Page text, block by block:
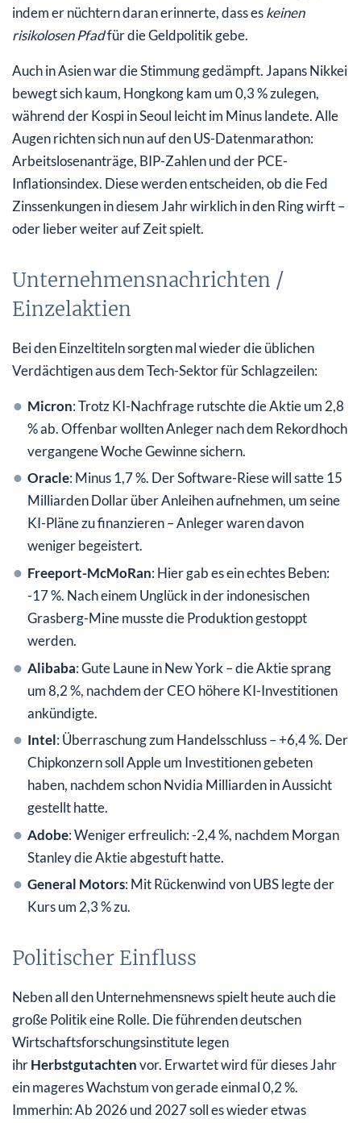
indem er nüchtern daran erinnerte, dass eskeinen
risikolosen Pfadfür die Geldpolitik gebe.
Auch in Asien war die Stimmung gedämpft. Japans Nikkei
bewegt sich kaum, Hongkong kam um 0,3 % zulegen,
während der Kospi in Seoul leicht im Minus landete. Alle
Augen richten sich nun auf den US-Datenmarathon:
Arbeitslosenanträge, BIP-Zahlen und der PCE-
Inflationsindex. Diese werden entscheiden, ob die Fed
Zinssenkungen in diesem Jahr wirklich in den Ring wirft –
oder lieber weiter auf Zeit spielt.
Unternehmensnachrichten /
Einzelaktien
Bei den Einzeltiteln sorgten mal wieder die üblichen
Verdächtigen aus dem Tech-Sektor für Schlagzeilen:
Micron: Trotz KI-Nachfrage rutschte die Aktie um 2,8
% ab. Offenbar wollten Anleger nach dem Rekordhoch
vergangene Woche Gewinne sichern.
Oracle: Minus 1,7 %. Der Software-Riese will satte 15
Milliarden Dollar über Anleihen aufnehmen, um seine
KI-Pläne zu finanzieren – Anleger waren davon
weniger begeistert.
Freeport-McMoRan: Hier gab es ein echtes Beben:
-17 %. Nach einem Unglück in der indonesischen
Grasberg-Mine musste die Produktion gestoppt
werden.
Alibaba: Gute Laune in New York – die Aktie sprang
um 8,2 %, nachdem der CEO höhere KI-Investitionen
ankündigte.
Intel: Überraschung zum Handelsschluss – +6,4 %. Der
Chipkonzern soll Apple um Investitionen gebeten
haben, nachdem schon Nvidia Milliarden in Aussicht
gestellt hatte.
Adobe: Weniger erfreulich: -2,4 %, nachdem Morgan
Stanley die Aktie abgestuft hatte.
General Motors: Mit Rückenwind von UBS legte der
Kurs um 2,3 % zu.
Politischer Einfluss
Neben all den Unternehmensnews spielt heute auch die
große Politik eine Rolle. Die führenden deutschen
Wirtschaftsforschungsinstitute legen
ihrHerbstgutachtenvor. Erwartet wird für dieses Jahr
ein mageres Wachstum von gerade einmal 0,2 %.
Immerhin: Ab 2026 und 2027 soll es wieder etwas